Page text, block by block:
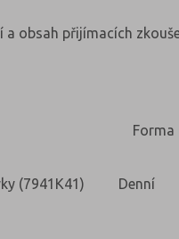
obsah přijímacích
Forma
(7941K41) Denní